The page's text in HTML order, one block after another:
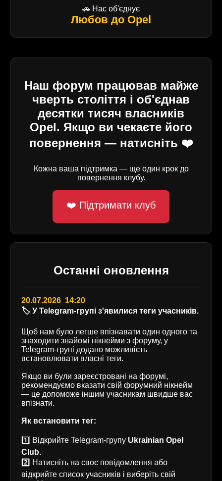
🚗 Нас об'єднує
Любов до Opel
Наш форум працював майже
чверть століття і об'єднав
десятки тисяч власників
Opel. Якщо ви чекаєте його
повернення — натисніть ❤️
Кожна ваша підтримка — ще один крок до
повернення клубу.
❤️ Підтримати клуб
Останні оновлення
20.07.2026 14:20
🏷️ У Telegram-групі з'явилися теги учасників.
Щоб нам було легше впізнавати один одного та
знаходити знайомі нікнейми з форуму, у
Telegram-групі додано можливість
встановлювати власні теги.
Якщо ви були зареєстровані на форумі,
рекомендуємо вказати свій форумний нікнейм
— це допоможе іншим учасникам швидше вас
впізнати.
Як встановити тег:
1️⃣ Відкрийте Telegram-групу Ukrainian Opel
Club.
2️⃣ Натисніть на своє повідомлення або
відкрийте список учасників і виберіть свій